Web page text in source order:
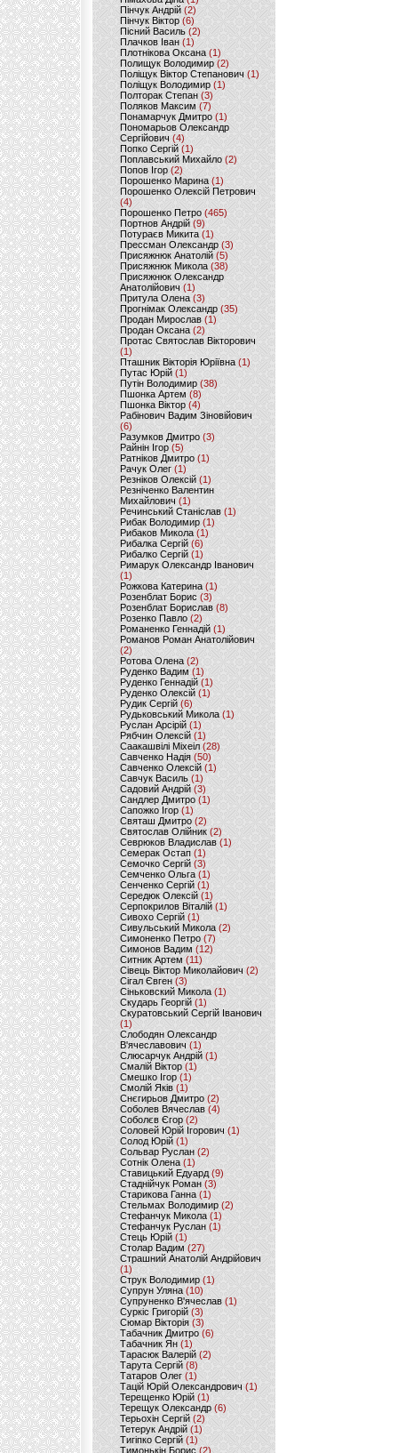
Пінчук Андрій(2)
Пінчук Віктор (6)
Пісний Василь (2)
Плачков Іван(1)
Плотнікова Оксана (1)
Полищук Володимир(2)
Поліщук Віктор Степанович(1)
Поліщук Володимир (1)
Полторак Степан(3)
Поляков Максим (7)
Понамарчук Дмитро (1)
Пономарьов Олександр
Сергійович(4)
Попко Сергій (1)
Поплавський Михайло (2)
Попов Ігор(2)
Порошенко Марина (1)
Порошенко Олексій Петрович
(4)
Порошенко Петро (465)
Портнов Андрій (9)
Потураєв Микита(1)
Прессман Олександр(3)
Присяжнюк Анатолій (5)
Присяжнюк Микола (38)
Присяжнюк Олександр
Анатолійович (1)
Притула Олена (3)
Прогнімак Олександр(35)
Продан Мирослав(1)
Продан Оксана (2)
Протас Святослав Вікторович
(1)
Пташник Вікторія Юріївна (1)
Путас Юрій (1)
Путін Володимир(38)
Пшонка Артем (8)
Пшонка Віктор(4)
Рабінович Вадим Зіновійович
(6)
Разумков Дмитро (3)
Райнін Ігор(5)
Ратніков Дмитро (1)
Рачук Олег (1)
Резніков Олексій(1)
Резніченко Валентин
Михайлович (1)
Речинський Станіслав (1)
Рибак Володимир(1)
Рибаков Микола(1)
Рибалка Сергій (6)
Рибалко Сергій (1)
Римарук Олександр Іванович
(1)
Рожкова Катерина(1)
Розенблат Борис (3)
Розенблат Борислав (8)
Розенко Павло (2)
Романенко Геннадій (1)
Романов Роман Анатолійович
(2)
Ротова Олена(2)
Руденко Вадим (1)
Руденко Геннадій (1)
Руденко Олексій(1)
Рудик Сергій(6)
Рудьковський Микола (1)
Руслан Арсірій(1)
Рябчин Олексій (1)
Саакашвілі Міхеіл(28)
Савченко Надія (50)
Савченко Олексій(1)
Савчук Василь (1)
Садовий Андрій (3)
Сандлер Дмитро(1)
Сапожко Ігор(1)
Святаш Дмитро (2)
Святослав Олійник (2)
Севрюков Владислав (1)
Семерак Остап (1)
Семочко Сергій (3)
Семченко Ольга (1)
Сенченко Сергій(1)
Середюк Олексій(1)
Серпокрилов Віталій(1)
Сивохо Сергій(1)
Сивульський Микола(2)
Симоненко Петро(7)
Симонов Вадим (12)
Ситник Артем(11)
Сівець Віктор Миколайович(2)
Сігал Євген (3)
Сіньковский Микола(1)
Скударь Георгій (1)
Скуратовський Сергій Іванович
(1)
Слободян Олександр
В'ячеславович(1)
Слюсарчук Андрій(1)
Смалій Віктор (1)
Смешко Ігор (1)
Смолій Яків (1)
Снєгирьов Дмитро (2)
Соболев Вячеслав (4)
Соболєв Єгор(2)
Соловей Юрій Ігорович (1)
Солод Юрій (1)
Сольвар Руслан (2)
Сотнік Олена(1)
Ставицький Едуард (9)
Стаднійчук Роман(3)
Старикова Ганна (1)
Стельмах Володимир(2)
Стефанчук Микола (1)
Стефанчук Руслан (1)
Стець Юрій (1)
Столар Вадим(27)
Страшний Анатолій Андрійович
(1)
Струк Володимир (1)
Супрун Уляна (10)
Супруненко В'ячеслав (1)
Суркіс Григорій (3)
Сюмар Вікторія (3)
Табачник Дмитро (6)
Табачник Ян(1)
Тарасюк Валерій (2)
Тарута Сергій (8)
Татаров Олег(1)
Тацій Юрій Олександрович(1)
Терещенко Юрій(1)
Терещук Олександр(6)
Терьохін Сергій (2)
Тетерук Андрій (1)
Тигіпко Сергій(1)
Тимонькін Борис (2)